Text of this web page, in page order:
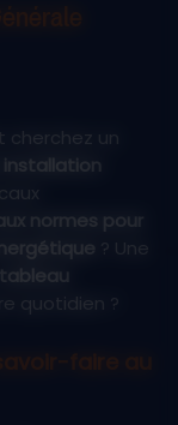
un
normes pour
tableau
quotidien ?
faire au